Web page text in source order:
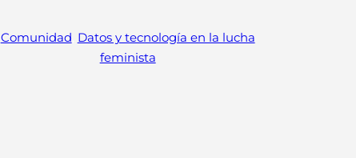
Comunidad Datos y tecnología en la lucha
feminista